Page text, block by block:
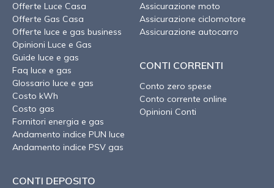
Offerte Luce Casa
Offerte Gas Casa
Offerte luce e gas business
Opinioni Luce e Gas
Guide luce e gas
Faq luce e gas
Glossario luce e gas
Costo kWh
Costo gas
Fornitori energia e gas
Andamento indice PUN luce
Andamento indice PSV gas
Assicurazione moto
Assicurazione ciclomotore
Assicurazione autocarro
CONTI CORRENTI
Conto zero spese
Conto corrente online
Opinioni Conti
CONTI DEPOSITO